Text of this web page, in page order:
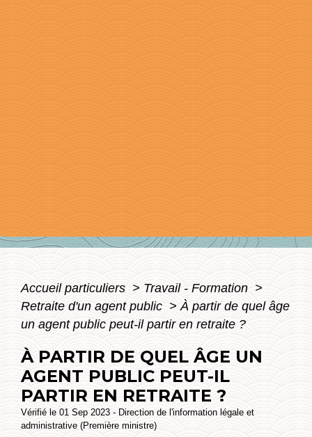
Accueil particuliers > Travail - Formation >
Retraite d'un agent public > À partir de quel âge
un agent public peut-il partir en retraite ?
À PARTIR DE QUEL ÂGE UN
AGENT PUBLIC PEUT-IL
PARTIR EN RETRAITE ?
Vérifié le 01 Sep 2023 - Direction de l'information légale et
administrative (Première ministre)